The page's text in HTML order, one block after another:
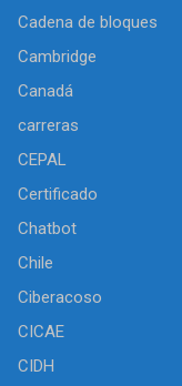
Cadena de bloques
Cambridge
Canadá
carreras
CEPAL
Certificado
Chatbot
Chile
Ciberacoso
CICAE
CIDH